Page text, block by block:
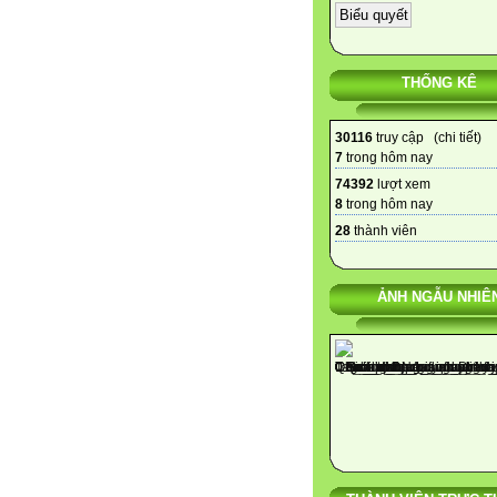
THỐNG KÊ
30116 truy cập (chi tiết)
7 trong hôm nay
74392 lượt xem
8 trong hôm nay
28 thành viên
ẢNH NGẪU